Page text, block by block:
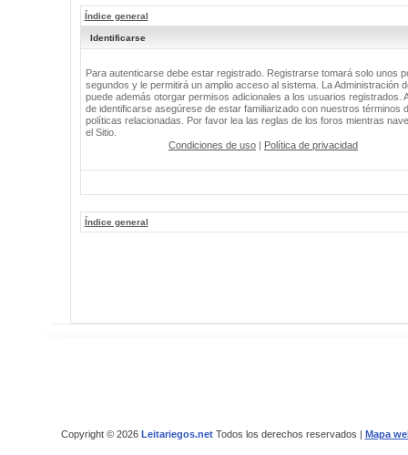
Índice general
Identificarse
Para autenticarse debe estar registrado. Registrarse tomará solo unos
segundos y le permitirá un amplio acceso al sistema. La Administración
puede además otorgar permisos adicionales a los usuarios registrados.
de identificarse asegúrese de estar familiarizado con nuestros términos
políticas relacionadas. Por favor lea las reglas de los foros mientras
el Sitio.
Condiciones de uso | Política de privacidad
Índice general
Copyright © 2026 Leitariegos.netTodos los derechos reservados | Mapa